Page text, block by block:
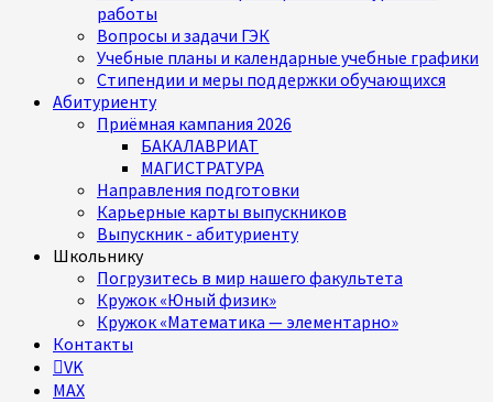
работы
Вопросы и задачи ГЭК
Учебные планы и календарные учебные графики
Стипендии и меры поддержки обучающихся
Абитуриенту
Приёмная кампания 2026
БАКАЛАВРИАТ
МАГИСТРАТУРА
Направления подготовки
Карьерные карты выпускников
Выпускник - абитуриенту
Школьнику
Погрузитесь в мир нашего факультета
Кружок «Юный физик»
Кружок «Математика — элементарно»
Контакты
VK
MAX